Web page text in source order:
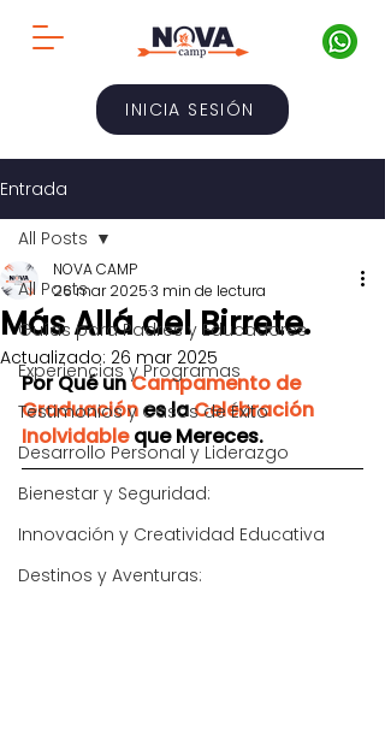
INICIA SESIÓN
Entrada
All Posts
Guías para Padres y Educadores
Experiencias y Programas
Testimonios y Casos de Éxito
Desarrollo Personal y Liderazgo
Bienestar y Seguridad:
Innovación y Creatividad Educativa
Destinos y Aventuras:
All Posts
Más Allá del Birrete.
NOVA CAMP
26 mar 20253 min de lectura
Actualizado: 26 mar 2025
Por Qué un Campamento de
Graduación es la Celebración
Inolvidable que Mereces.